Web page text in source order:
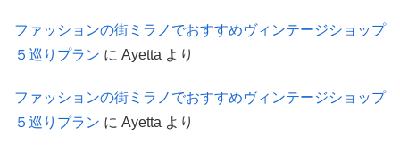
ファッションの街ミラノでおすすめヴィンテージショップ
５巡りプラン に Ayetta より
ファッションの街ミラノでおすすめヴィンテージショップ
５巡りプラン に Ayetta より